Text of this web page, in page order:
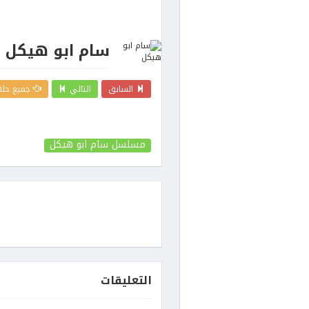
سام ابو هيكل
السابق التالي جميع
مسلسل سام ابو هيكل
التعليقات